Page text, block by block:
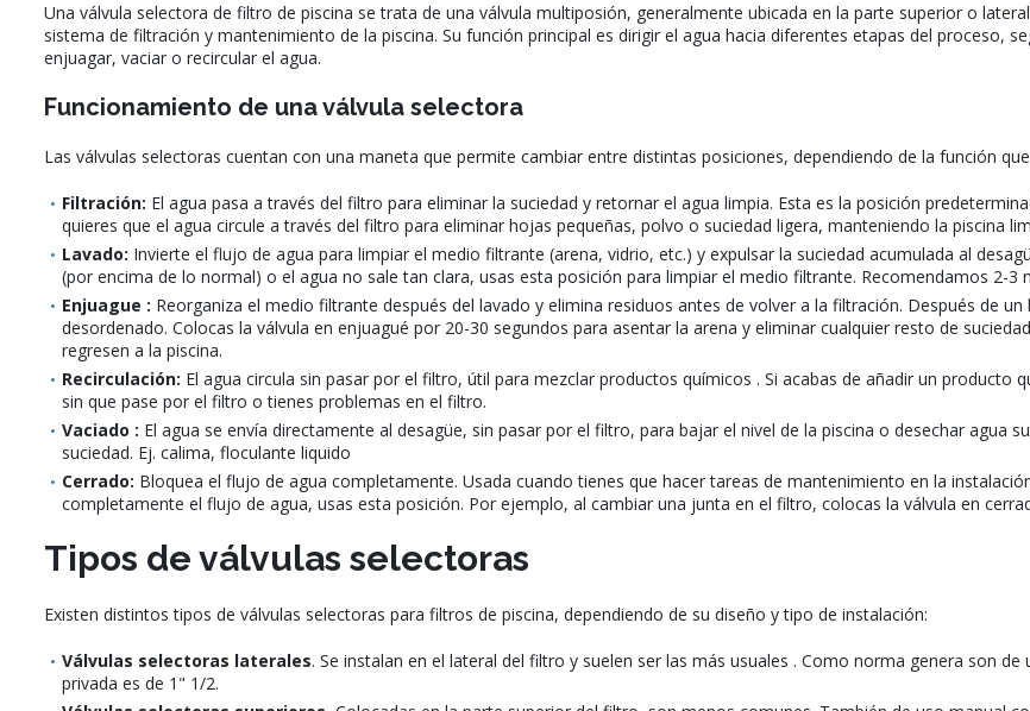
Una válvula selectora de filtro de piscina se trata de una válvula multiposión, generalmente ubicada en la parte superior o
sistema de filtración y mantenimiento de la piscina. Su función principal es dirigir el agua hacia diferentes etapas del proceso,
enjuagar, vaciar o recircular el agua.
Funcionamiento de una válvula selectora
Las válvulas selectoras cuentan con una maneta que permite cambiar entre distintas posiciones, dependiendo de la función
Filtración: El agua pasa a través del filtro para eliminar la suciedad y retornar el agua limpia. Esta es la posición
quieres que el agua circule a través del filtro para eliminar hojas pequeñas, polvo o suciedad ligera, manteniendo la piscina
Lavado: Invierte el flujo de agua para limpiar el medio filtrante (arena, vidrio, etc.) y expulsar la suciedad acumulada al
(por encima de lo normal) o el agua no sale tan clara, usas esta posición para limpiar el medio filtrante. Recomendamos 2-3
Enjuague : Reorganiza el medio filtrante después del lavado y elimina residuos antes de volver a la filtración. Después de
desordenado. Colocas la válvula en enjuagué por 20-30 segundos para asentar la arena y eliminar cualquier resto de
regresen a la piscina.
Recirculación: El agua circula sin pasar por el filtro, útil para mezclar productos químicos . Si acabas de añadir un
sin que pase por el filtro o tienes problemas en el filtro.
Vaciado : El agua se envía directamente al desagüe, sin pasar por el filtro, para bajar el nivel de la piscina o desechar agua
suciedad. Ej. calima, floculante liquido
Cerrado: Bloquea el flujo de agua completamente. Usada cuando tienes que hacer tareas de mantenimiento en la
completamente el flujo de agua, usas esta posición. Por ejemplo, al cambiar una junta en el filtro, colocas la válvula en
Tipos de válvulas selectoras
Existen distintos tipos de válvulas selectoras para filtros de piscina, dependiendo de su diseño y tipo de instalación:
Válvulas selectoras laterales. Se instalan en el lateral del filtro y suelen ser las más usuales . Como norma genera son
privada es de 1" 1/2.